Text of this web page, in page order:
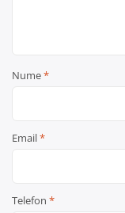
Nume*
Email*
Telefon *